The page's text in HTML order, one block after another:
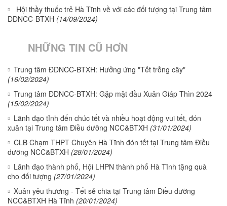
Hội thầy thuốc trẻ Hà Tĩnh về với các đối tượng tại Trung tâm
ĐDNCC-BTXH (14/09/2024)
NHỮNG TIN CŨ HƠN
Trung tâm ĐDNCC-BTXH: Hưởng ứng "Tết trồng cây"
(16/02/2024)
Trung tâm ĐDNCC-BTXH: Gặp mặt đầu Xuân Giáp Thìn 2024
(15/02/2024)
Lãnh đạo tỉnh đến chúc tết và nhiều hoạt động vui tết, đón
xuân tại Trung tâm Điều dưỡng NCC&BTXH (31/01/2024)
CLB Chạm THPT Chuyên Hà Tĩnh đón tết tại Trung tâm Điều
dưỡng NCC&BTXH (28/01/2024)
Lãnh đạo thành phố, Hội LHPN thành phố Hà Tĩnh tặng quà
cho đối tượng (27/01/2024)
Xuân yêu thương - Tết sẻ chia tại Trung tâm Điều dưỡng
NCC&BTXH Hà Tĩnh (20/01/2024)